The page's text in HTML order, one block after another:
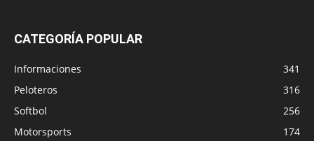
CATEGORÍA POPULAR
Informaciones
341
Peloteros
316
Softbol
256
Motorsports
174